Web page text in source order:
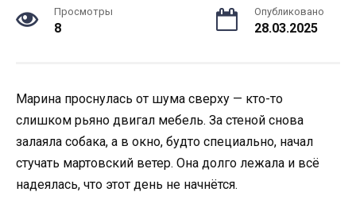
Просмотры
8
Опубликовано
28.03.2025
Марина проснулась от шума сверху — кто-то
слишком рьяно двигал мебель. За стеной снова
залаяла собака, а в окно, будто специально, начал
стучать мартовский ветер. Она долго лежала и всё
надеялась, что этот день не начнётся.